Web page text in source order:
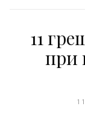
11
при